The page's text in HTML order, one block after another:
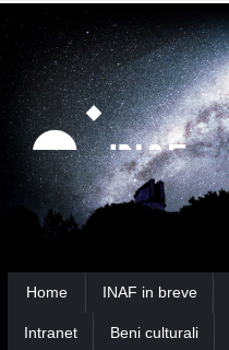
Strumenti
personali
Salta
contenuti.
|
Salta
alla
navigazione
Ricerca
avanzata…
Home INAF in breve
Intranet Beni culturali